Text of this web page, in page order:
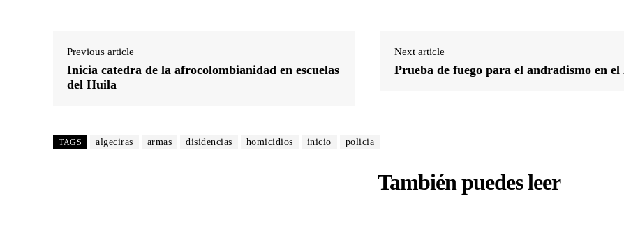
Previous article
Inicia catedra de la afrocolombianidad en escuelas
del Huila
Next article
Prueba de fuego para el andradismo en
TAGS algeciras armas disidencias homicidios inicio policia
También puedes leer